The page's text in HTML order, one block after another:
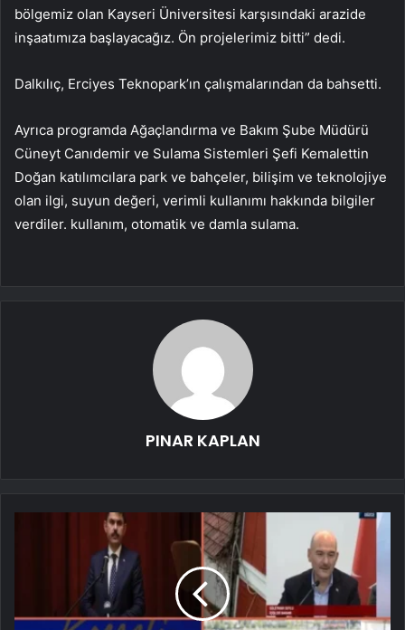
bölgemiz olan Kayseri Üniversitesi karşısındaki arazide
inşaatımıza başlayacağız. Ön projelerimiz bitti” dedi.
Dalkılıç, Erciyes Teknopark’ın çalışmalarından da bahsetti.
Ayrıca programda Ağaçlandırma ve Bakım Şube Müdürü
Cüneyt Canıdemir ve Sulama Sistemleri Şefi Kemalettin
Doğan katılımcılara park ve bahçeler, bilişim ve teknolojiye
olan ilgi, suyun değeri, verimli kullanımı hakkında bilgiler
verdiler. kullanım, otomatik ve damla sulama.
PINAR KAPLAN